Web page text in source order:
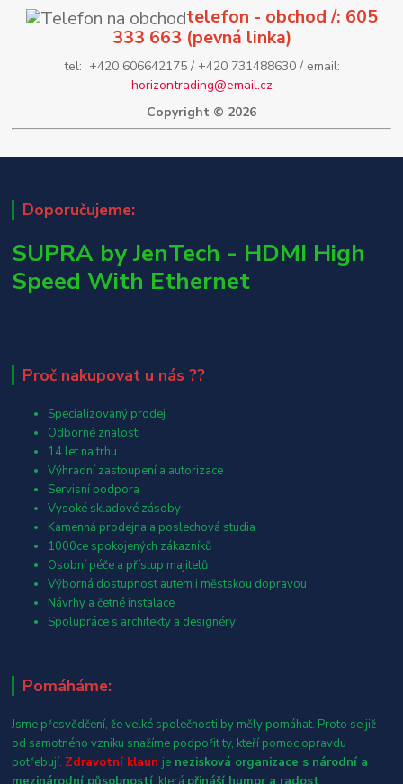
telefon - obchod /: 605
333 663 (pevná linka)
tel: +420 606642175 / +420 731488630 / email:
horizontrading@email.cz
Copyright © 2026
Doporučujeme:
SUPRA by JenTech - HDMI High
Speed With Ethernet
Proč nakupovat u nás ??
Specializovaný prodej
Odborné znalosti
14 let na trhu
Výhradní zastoupení a autorizace
Servisní podpora
Vysoké skladové zásoby
Kamenná prodejna a poslechová studia
1000ce spokojených zákazníků
Osobní péče a přístup majitelů
Výborná dostupnost autem i městskou dopravou
Návrhy a četné instalace
Spolupráce s architekty a designéry
Pomáháme:
Jsme přesvědčení, že velké společnosti by měly pomáhat. Proto se již
od samotného vzniku snažíme podpořit ty, kteří pomoc opravdu
potřebují. Zdravotní klaun je nezisková organizace s národní a